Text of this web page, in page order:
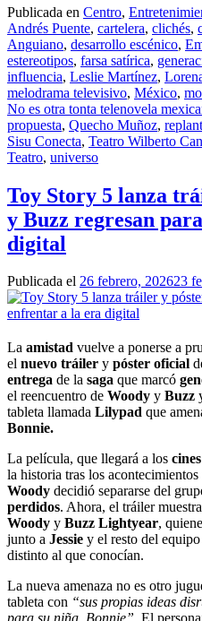
Publicada en Centro,
Andrés Puente, cartelera, clichés,
Anguiano, desarrollo escénico,
estereotipos, farsa satírica,
influencia, Leslie Martínez,
melodrama televisivo, México,
No es otra tonta telenovela
propuesta, Quecho Muñoz,
Sisu Conecta, Teatro Wilberto
Teatro, universo
Toy Story 5 lanza
y Buzz regresan
digital
Publicada el 26 febrero, 202623
La amistad vuelve a ponerse a
el nuevo tráiler y póster oficial
entrega de la saga que marcó
el reencuentro de Woody y Buzz
tableta llamada Lilypad que
Bonnie.
La película, que llegará a los cines
la historia tras los acontecimientos
Woody decidió separarse del
perdidos. Ahora, el tráiler
Woody y Buzz Lightyear,
junto a Jessie y el resto del
distinto al que conocían.
La nueva amenaza no es otro
tableta con “sus propias ideas